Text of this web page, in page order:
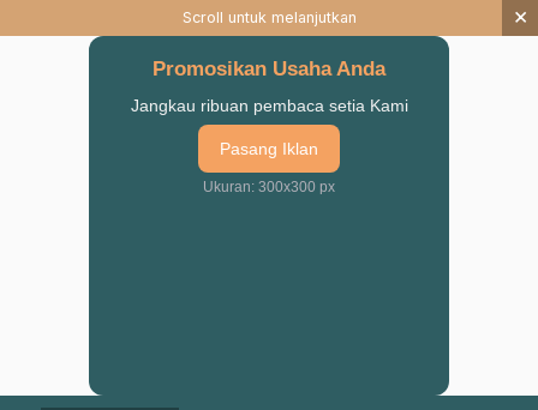
Scroll untuk melanjutkan ×
Promosikan Usaha Anda
Jangkau ribuan pembaca setia Kami
Pasang Iklan
Ukuran: 300x300 px